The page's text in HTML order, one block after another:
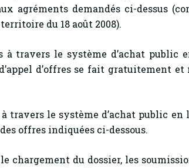
agréments demandés ci-dessus
du 18 août 2008).
travers le système d’achat public
d’offres se fait gratuitement et
à travers le système d’achat public en
offres indiquées ci-dessous.
chargement du dossier, les